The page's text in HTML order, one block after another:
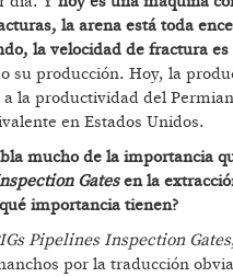
la arena está toda
la velocidad de fractura
su producción. Hoy, la
la productividad del
en Estados Unidos.
mucho de la importancia
Gatesen la
importancia tienen?
Pipelines Inspection Gates
por la traducción